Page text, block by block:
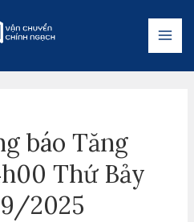
báo Tăng
Thứ Bảy
2025